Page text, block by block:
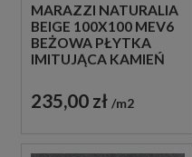
MARAZZI NATURALIA
BEIGE 100X100 MEV6
BEŻOWA PŁYTKA
IMITUJĄCA KAMIEŃ
235,00 zł m2